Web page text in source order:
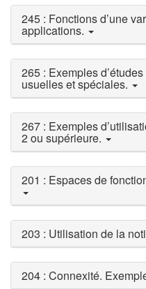
245 : Fonctions d’une
applications.
265 : Exemples
usuelles et spéciales.
267 : Exemples
2 ou supérieure.
201 : Espaces de
203 : Utilisation de la
204 : Connexité.